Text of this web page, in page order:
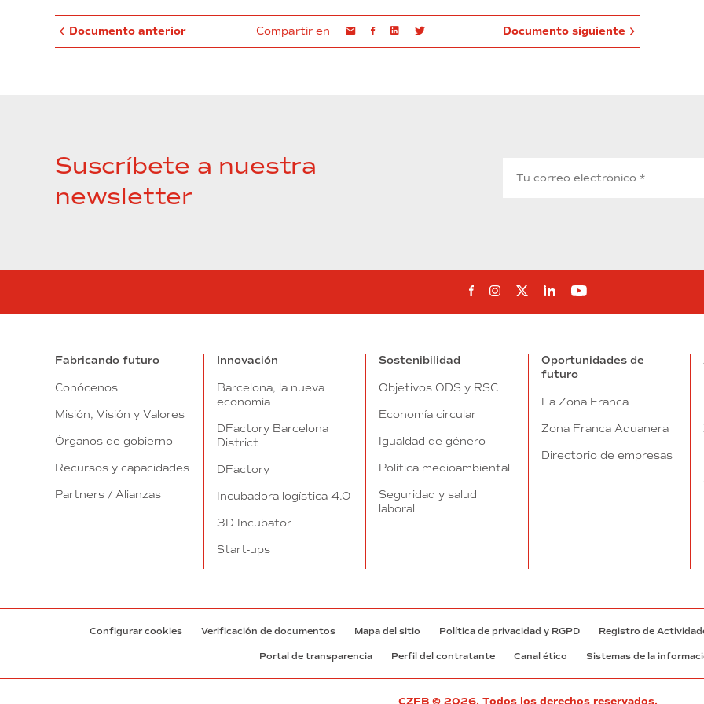
Documento anterior Compartir en EmailFacebookLinkedin Documento siguiente
Suscríbete a nuestra
newsletter
Síguenos en Facebook
Síguenos en Instagram
Síguenos en Twitter
Síguenos en Linkedin
Síguenos en
Fabricando futuro
Conócenos
Misión, Visión y Valores
Órganos de gobierno
Recursos y capacidades
Partners / Alianzas
Innovación
Barcelona, la nueva
economía
DFactory Barcelona
District
DFactory
Incubadora logística 4.0
3D Incubator
Start-ups
Sostenibilidad
Objetivos ODS y RSC
Economía circular
Igualdad de género
Política medioambiental
Seguridad y salud
laboral
Oportunidades de
futuro
La Zona Franca
Zona Franca Aduanera
Directorio de empresas
Configurar cookies Verificación de documentos Mapa del sitio Política de privacidad y RGPD Registro de
Portal de transparencia Perfil del contratante Canal ético Sistemas de la